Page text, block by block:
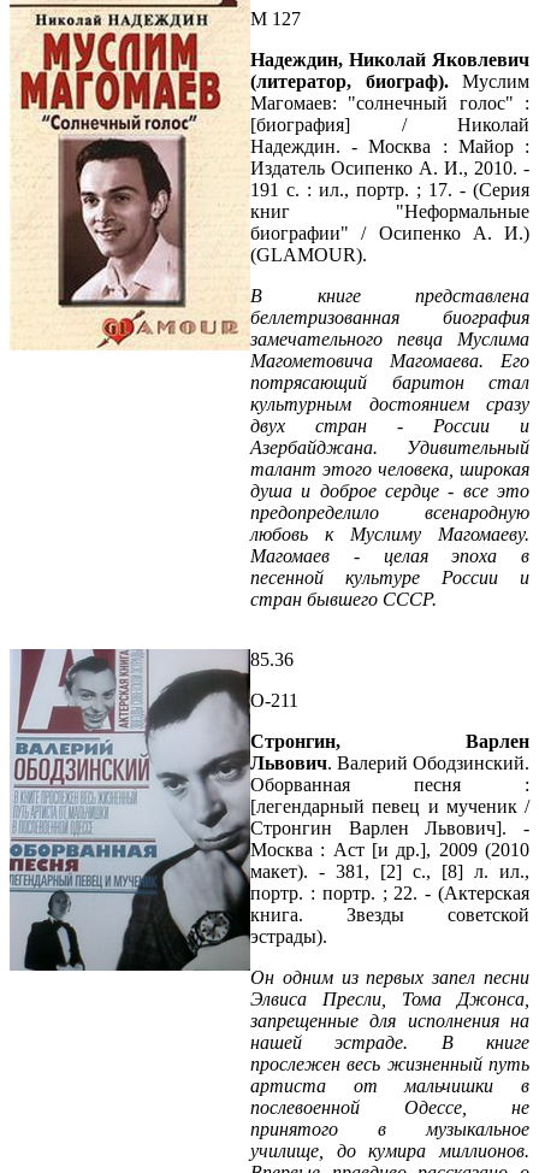
М 127
Надеждин, Николай Яковлевич
(литератор, биограф).Муслим
Магомаев: "cолнечный голос" :
[биография] / Николай
Надеждин. - Москва : Майор :
Издатель Осипенко А. И., 2010. -
191 с. : ил., портр. ; 17. - (Серия
книг "Неформальные
биографии" / Осипенко А. И.)
(GLAMOUR).
В книге представлена
беллетризованная биография
замечательного певца Муслима
Магометовича Магомаева. Его
потрясающий баритон стал
культурным достоянием сразу
двух стран - России и
Азербайджана. Удивительный
талант этого человека, широкая
душа и доброе сердце - все это
предопределило всенародную
любовь к Муслиму Магомаеву.
Магомаев - целая эпоха в
песенной культуре России и
стран бывшего СССР.
85.36
О-211
Стронгин, Варлен
Львович. Валерий Ободзинский.
Оборванная песня :
[легендарный певец и мученик /
Стронгин Варлен Львович]. -
Москва : Аст [и др.], 2009 (2010
макет). - 381, [2] с., [8] л. ил.,
портр. : портр. ; 22. - (Актерская
книга. Звезды советской
эстрады).
Он одним из первых запел песни
Элвиса Пресли, Тома Джонса,
запрещенные для исполнения на
нашей эстраде. В книге
прослежен весь жизненный путь
артиста от мальчишки в
послевоенной Одессе, не
принятого в музыкальное
училище, до кумира миллионов.